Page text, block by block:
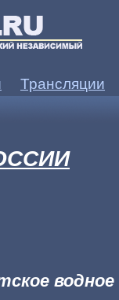
Трансляции